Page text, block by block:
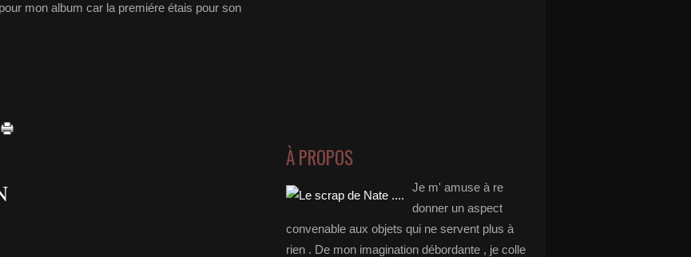
mon album car la premiére étais pour son
À PROPOS
Je m' amuse à re
donner un aspect
convenable aux objets qui ne servent plus à
rien . De mon imagination débordante , je colle